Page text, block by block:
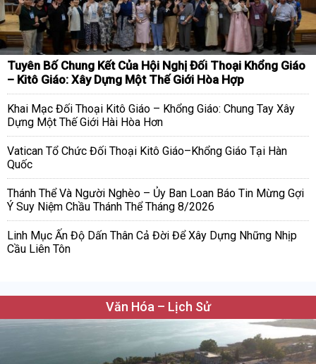
Tuyên Bố Chung Kết Của Hội Nghị Đối Thoại Khổng Giáo
– Kitô Giáo: Xây Dựng Một Thế Giới Hòa Hợp
Khai Mạc Đối Thoại Kitô Giáo – Khổng Giáo: Chung Tay Xây
Dựng Một Thế Giới Hài Hòa Hơn
Vatican Tổ Chức Đối Thoại Kitô Giáo–Khổng Giáo Tại Hàn
Quốc
Thánh Thể Và Người Nghèo – Ủy Ban Loan Báo Tin Mừng Gợi
Ý Suy Niệm Chầu Thánh Thể Tháng 8/2026
Linh Mục Ấn Độ Dấn Thân Cả Đời Để Xây Dựng Những Nhịp
Cầu Liên Tôn
Văn Hóa – Lịch Sử